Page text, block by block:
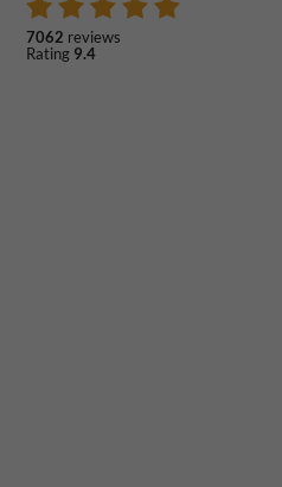
7062 reviews
Rating 9.4